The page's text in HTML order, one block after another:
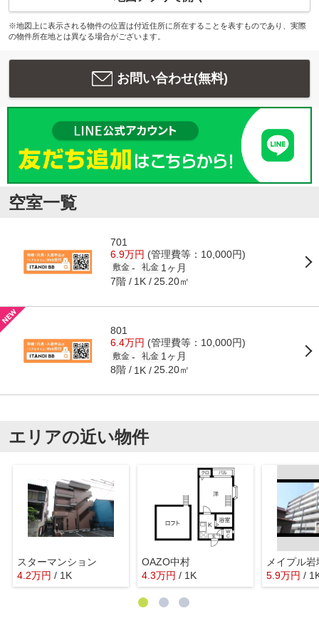
※地図上に表示される物件の位置は付近住所に所在することを表すものであり、実際
の物件所在地とは異なる場合がございます。
お問い合わせ(無料)
空室一覧
701
6.9万円 (管理費等：10,000円)
敷金 - 礼金 1ヶ月
7階 1K 25.20㎡
801
6.4万円 (管理費等：10,000円)
敷金 - 礼金 1ヶ月
8階 1K 25.20㎡
エリアの近い物件
スターマンション
4.2万円 / 1K
OAZO中村
4.3万円 / 1K
メイプル
5.9万円 /